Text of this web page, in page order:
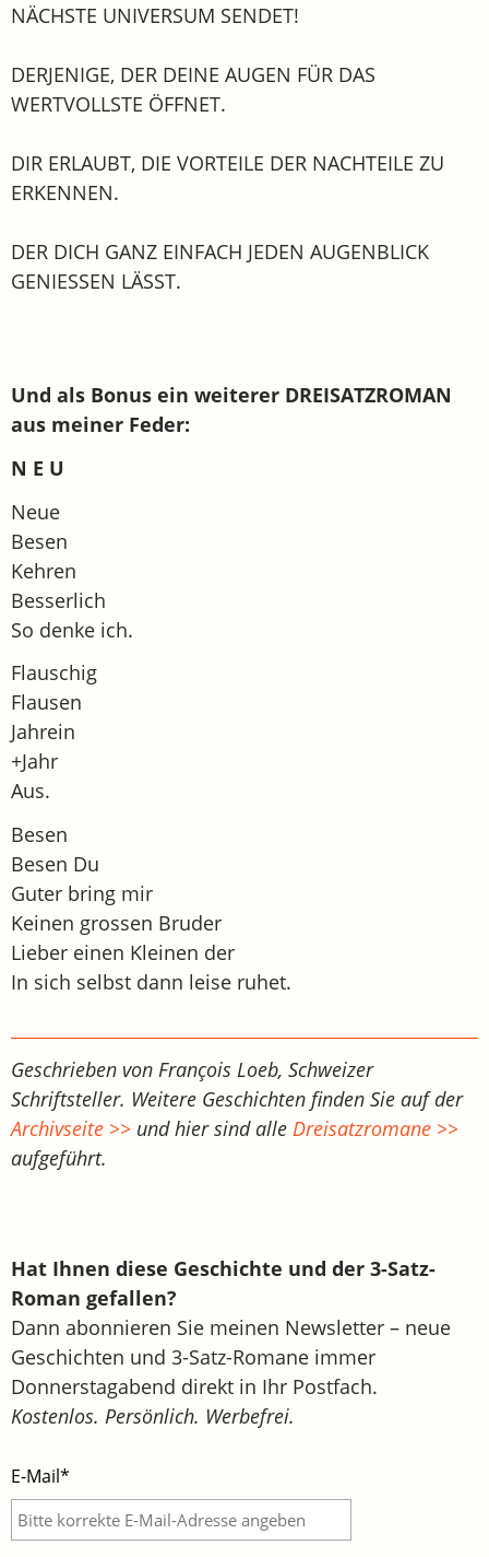
NÄCHSTE UNIVERSUM SENDET!
DERJENIGE, DER DEINE AUGEN FÜR DAS
WERTVOLLSTE ÖFFNET.
DIR ERLAUBT, DIE VORTEILE DER NACHTEILE ZU
ERKENNEN.
DER DICH GANZ EINFACH JEDEN AUGENBLICK
GENIESSEN LÄSST.
Und als Bonus ein weiterer DREISATZROMAN
aus meiner Feder:
N E U
Neue
Besen
Kehren
Besserlich
So denke ich.
Flauschig
Flausen
Jahrein
+Jahr
Aus.
Besen
Besen Du
Guter bring mir
Keinen grossen Bruder
Lieber einen Kleinen der
In sich selbst dann leise ruhet.
Geschrieben von François Loeb, Schweizer
Schriftsteller. Weitere Geschichten finden Sie auf der
Archivseite >> und hier sind alleDreisatzromane >>
aufgeführt.
Hat Ihnen diese Geschichte und der 3-Satz-
Roman gefallen?
Dann abonnieren Sie meinen Newsletter – neue
Geschichten und 3-Satz-Romane immer
Donnerstagabend direkt in Ihr Postfach.
Kostenlos. Persönlich. Werbefrei.
E-Mail*